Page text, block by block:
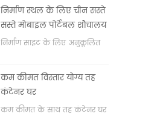
निर्माण स्थल के लिए चीन सस्ते
सस्ते मोबाइल पोर्टेबल शौचालय
निर्माण साइट के लिए अनुकूलित
कम कीमत विस्तार योग्य तह
कंटेनर घर
कम कीमत के साथ तह कंटेनर घर